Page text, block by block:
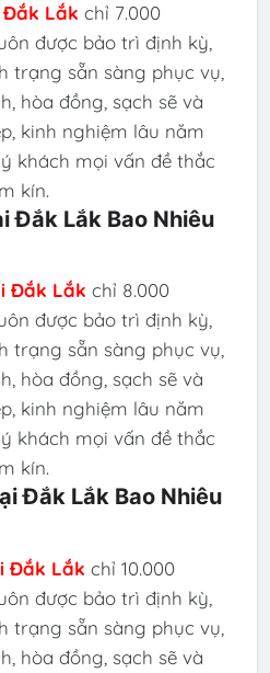
Đắk Lắk chỉ 7.000
được bảo trì định kỳ,
trạng sẵn sàng phục vụ,
hòa đồng, sạch sẽ và
kinh nghiệm lâu năm
khách mọi vấn đề thắc
kín.
Đắk Lắk Bao Nhiêu
Đắk Lắk chỉ 8.000
được bảo trì định kỳ,
trạng sẵn sàng phục vụ,
hòa đồng, sạch sẽ và
kinh nghiệm lâu năm
khách mọi vấn đề thắc
kín.
Đắk Lắk Bao Nhiêu
Đắk Lắk chỉ 10.000
được bảo trì định kỳ,
trạng sẵn sàng phục vụ,
hòa đồng, sạch sẽ và